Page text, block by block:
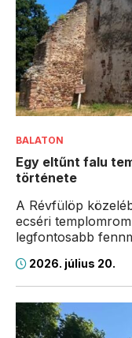
BALATON
Egy eltűnt falu
története
A Révfülöp
ecséri
legfontosabb
2026. július 20.